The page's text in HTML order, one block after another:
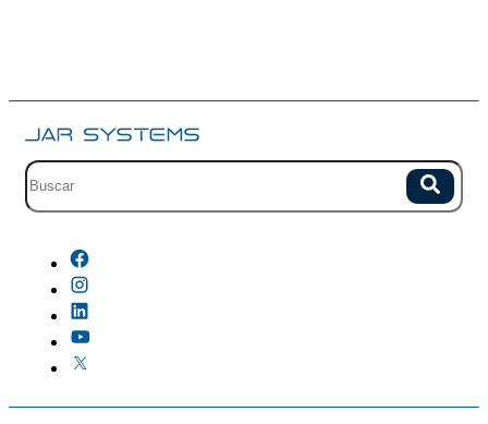
Campo de busqueda con sugerencias. Buscar